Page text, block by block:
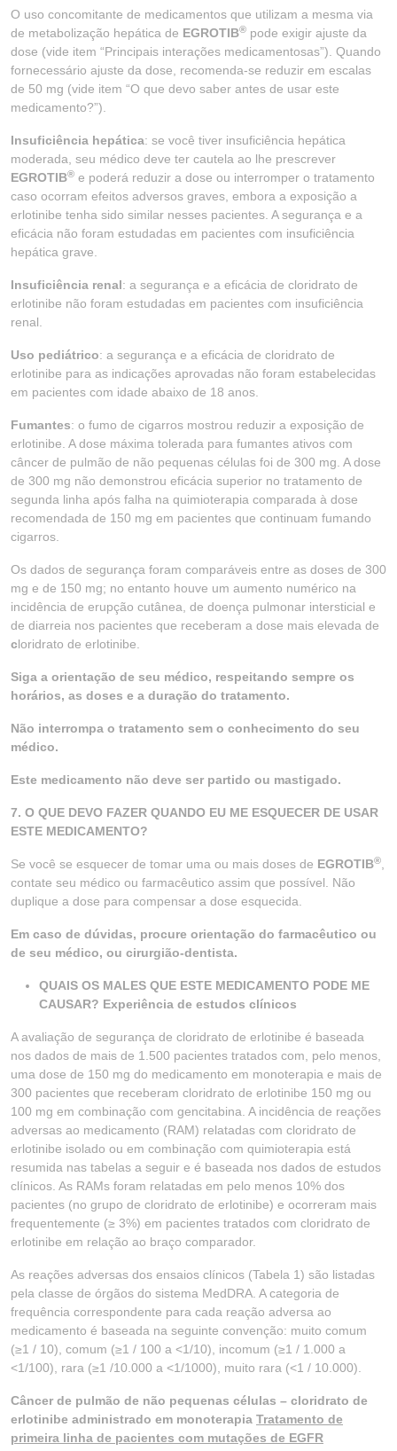
O uso concomitante de medicamentos que utilizam a mesma via
de metabolização hepática de EGROTIB® pode exigir ajuste da
dose (vide item “Principais interações medicamentosas”). Quando
fornecessário ajuste da dose, recomenda-se reduzir em escalas
de 50 mg (vide item “O que devo saber antes de usar este
medicamento?”).
Insuficiência hepática: se você tiver insuficiência hepática
moderada, seu médico deve ter cautela ao lhe prescrever
EGROTIB® e poderá reduzir a dose ou interromper o tratamento
caso ocorram efeitos adversos graves, embora a exposição a
erlotinibe tenha sido similar nesses pacientes. A segurança e a
eficácia não foram estudadas em pacientes com insuficiência
hepática grave.
Insuficiência renal: a segurança e a eficácia de cloridrato de
erlotinibe não foram estudadas em pacientes com insuficiência
renal.
Uso pediátrico: a segurança e a eficácia de cloridrato de
erlotinibe para as indicações aprovadas não foram estabelecidas
em pacientes com idade abaixo de 18 anos.
Fumantes: o fumo de cigarros mostrou reduzir a exposição de
erlotinibe. A dose máxima tolerada para fumantes ativos com
câncer de pulmão de não pequenas células foi de 300 mg. A dose
de 300 mg não demonstrou eficácia superior no tratamento de
segunda linha após falha na quimioterapia comparada à dose
recomendada de 150 mg em pacientes que continuam fumando
cigarros.
Os dados de segurança foram comparáveis entre as doses de 300
mg e de 150 mg; no entanto houve um aumento numérico na
incidência de erupção cutânea, de doença pulmonar intersticial e
de diarreia nos pacientes que receberam a dose mais elevada de
cloridrato de erlotinibe.
Siga a orientação de seu médico, respeitando sempre os
horários, as doses e a duração do tratamento.
Não interrompa o tratamento sem o conhecimento do seu
médico.
Este medicamento não deve ser partido ou mastigado.
7. O QUE DEVO FAZER QUANDO EU ME ESQUECER DE USAR
ESTE MEDICAMENTO?
Se você se esquecer de tomar uma ou mais doses de EGROTIB®
contate seu médico ou farmacêutico assim que possível. Não
duplique a dose para compensar a dose esquecida.
Em caso de dúvidas, procure orientação do farmacêutico ou
de seu médico, ou cirurgião-dentista.
QUAIS OS MALES QUE ESTE MEDICAMENTO PODE ME
CAUSAR? Experiência de estudos clínicos
A avaliação de segurança de cloridrato de erlotinibe é baseada
nos dados de mais de 1.500 pacientes tratados com, pelo menos,
uma dose de 150 mg do medicamento em monoterapia e mais de
300 pacientes que receberam cloridrato de erlotinibe 150 mg ou
100 mg em combinação com gencitabina. A incidência de reações
adversas ao medicamento (RAM) relatadas com cloridrato de
erlotinibe isolado ou em combinação com quimioterapia está
resumida nas tabelas a seguir e é baseada nos dados de estudos
clínicos. As RAMs foram relatadas em pelo menos 10% dos
pacientes (no grupo de cloridrato de erlotinibe) e ocorreram mais
frequentemente (≥ 3%) em pacientes tratados com cloridrato de
erlotinibe em relação ao braço comparador.
As reações adversas dos ensaios clínicos (Tabela 1) são listadas
pela classe de órgãos do sistema MedDRA. A categoria de
frequência correspondente para cada reação adversa ao
medicamento é baseada na seguinte convenção: muito comum
(≥1 / 10), comum (≥1 / 100 a <1/10), incomum (≥1 / 1.000 a
<1/100), rara (≥1 /10.000 a <1/1000), muito rara (<1 / 10.000).
Câncer de pulmão de não pequenas células – cloridrato de
erlotinibe administrado em monoterapia Tratamento de
primeira linha de pacientes com mutações de EGFR